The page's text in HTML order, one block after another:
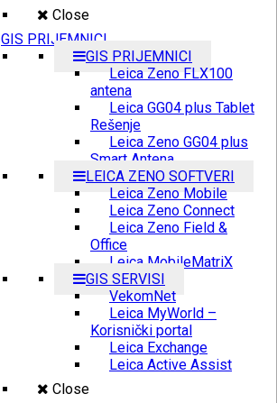
Close
GIS PRIJEMNICI
GIS PRIJEMNICI
Leica Zeno FLX100
antena
Leica GG04 plus Tablet
Rešenje
Leica Zeno GG04 plus
Smart Antena
LEICA ZENO SOFTVERI
Leica Zeno Mobile
Leica Zeno Connect
Leica Zeno Field &
Office
Leica MobileMatriX
GIS SERVISI
VekomNet
Leica MyWorld –
Korisnički portal
Leica Exchange
Leica Active Assist
Close